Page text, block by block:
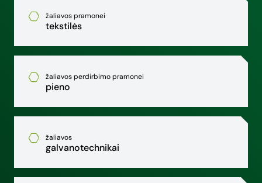
žaliavos pramonei
tekstilės
žaliavos perdirbimo pramonei
pieno
žaliavos
galvanotechnikai